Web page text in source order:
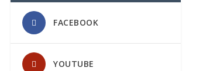
FACEBOOK
YOUTUBE